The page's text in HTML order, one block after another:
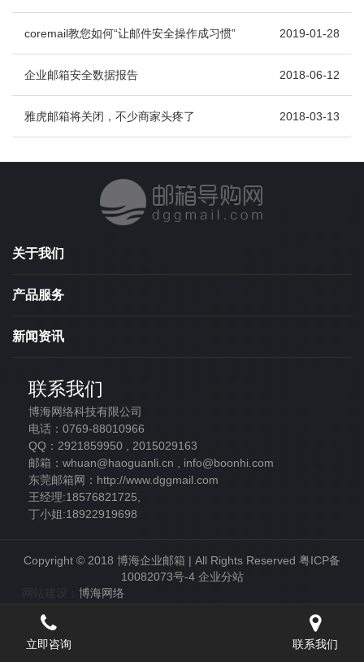
coremail教您如何“让邮件安全操作成习惯” 2019-01-28
企业邮箱安全数据报告 2018-06-12
雅虎邮箱将关闭，不少商家头疼了 2018-03-13
关于我们
产品服务
新闻资讯
联系我们
博海网络科技有限公司
电话：0769-88010966
QQ：2921859950 , 2015029163
邮箱：whuan@haoguanli.cn , info@boonhi.com
东莞邮箱网：http://www.dggmail.com
王经理:18576821725,
丁小姐:18922919698
Copyright © 2018 博海企业邮箱 | All Rights Reserved 粤ICP备
10082073号-4 企业分站
博海网络
立即咨询 联系我们